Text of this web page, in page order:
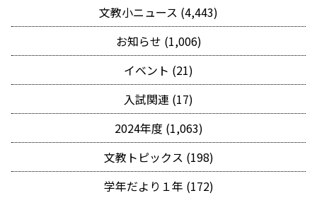
文教小ニュース (4,443)
お知らせ (1,006)
イベント (21)
入試関連 (17)
2024年度 (1,063)
文教トピックス (198)
学年だより１年 (172)